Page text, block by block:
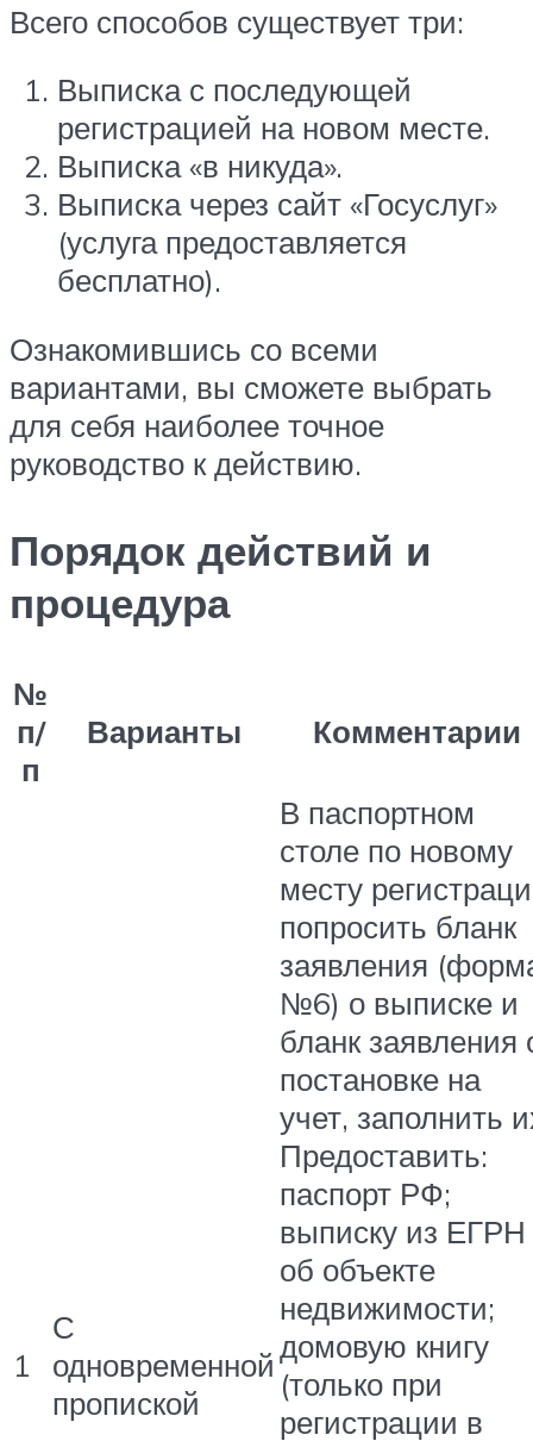
Всего способов существует три:
Выписка с последующей
регистрацией на новом месте.
Выписка «в никуда».
Выписка через сайт «Госуслуг»
(услуга предоставляется
бесплатно).
Ознакомившись со всеми
вариантами, вы сможете выбрать
для себя наиболее точное
руководство к действию.
Порядок действий и
процедура
№
п/
п
Варианты Комментарии
1
С
одновременной
пропиской
В паспортном
столе по новому
месту
попросить бланк
заявления
№6) о выписке и
бланк заявления
постановке на
учет, заполнить
Предоставить:
паспорт РФ;
выписку из ЕГРН
об объекте
недвижимости;
домовую книгу
(только при
регистрации в